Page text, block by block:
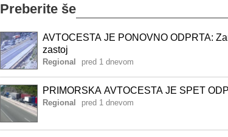
Preberite še
AVTOCESTA JE PONOVNO ODPRTA:
zastoj
Regional pred 1 dnevom
PRIMORSKA AVTOCESTA JE SPET
Regional pred 1 dnevom